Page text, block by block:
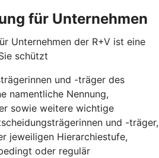
für Unternehmen
Unternehmen der R+V ist eine
schützt
und -träger des
namentliche Nennung,
sowie weitere wichtige
und -träger,
jeweiligen Hierarchiestufe,
oder regulär